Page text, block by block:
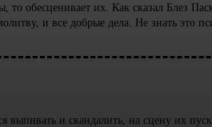
то обесценивает их. Как сказал Блез
и все добрые дела. Не знать это
и скандалить, на сцену их